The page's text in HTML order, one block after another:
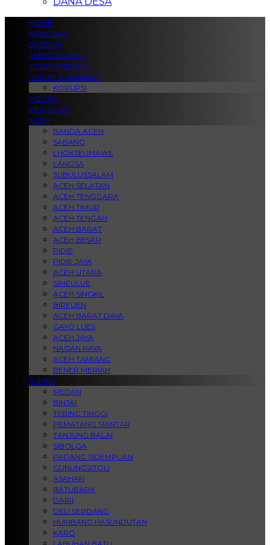
HOME
NASIONAL
DAERAH
JABODETABEK
INTERNASIONAL
HUKUM & KRIMINAL
KORUPSI
POLITIK
PERISTIWA
ACEH
BANDA ACEH
SABANG
LHOKSEUMAWE
LANGSA
SUBULUSSALAM
ACEH SELATAN
ACEH TENGGARA
ACEH TIMUR
ACEH TENGAH
ACEH BARAT
ACEH BESAR
PIDIE
PIDIE JAYA
ACEH UTARA
SIMEULUE
ACEH SINGKIL
BIREUEN
ACEH BARAT DAYA
GAYO LUES
ACEH JAYA
NAGAN RAYA
ACEH TAMIANG
BENER MERIAH
SUMUT
MEDAN
BINJAI
TEBING TINGGI
PEMATANG SIANTAR
TANJUNG BALAI
SIBOLGA
PADANG SIDEMPUAN
GUNUNGSITOLI
ASAHAN
BATUBARA
DAIRI
DELI SERDANG
HUMBANG HASUNDUTAN
KARO